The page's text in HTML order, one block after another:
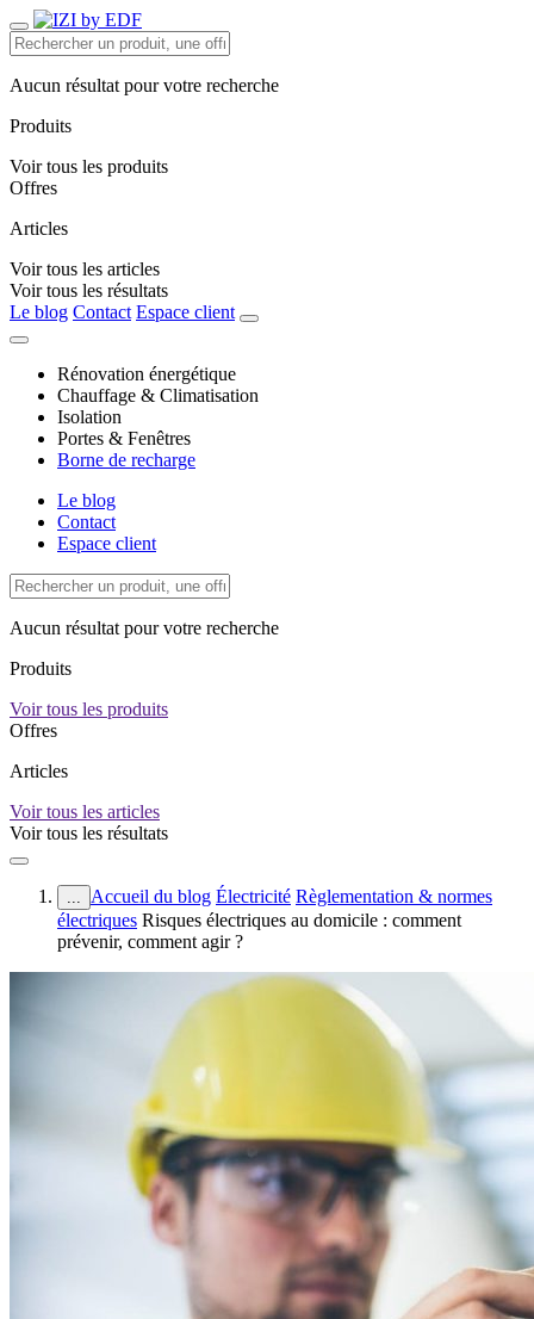
Aucun résultat pour votre recherche
Produits
Voir tous les produits
Offres
Articles
Voir tous les articles
Voir tous les résultats
Le blog Contact Espace client
Rénovation énergétique
Chauffage & Climatisation
Isolation
Portes & Fenêtres
Borne de recharge
Le blog
Contact
Espace client
Aucun résultat pour votre recherche
Produits
Voir tous les produits
Offres
Articles
Voir tous les articles
Voir tous les résultats
... Accueil du blog Électricité Règlementation & normes
électriques Risques électriques au domicile : comment
prévenir, comment agir ?